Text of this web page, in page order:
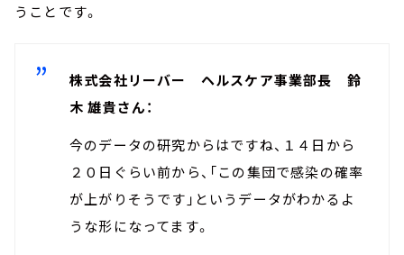
うことです。
株式会社リーバー ヘルスケア事業部長 鈴
木 雄貴さん：
今のデータの研究からはですね、１４日から
２０日ぐらい前から、「この集団で感染の確率
が上がりそうです」というデータがわかるよ
うな形になってます。